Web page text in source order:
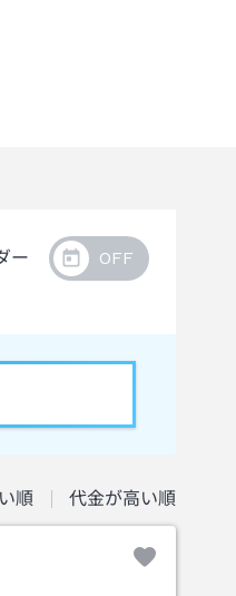
ー
順 代金が高い順